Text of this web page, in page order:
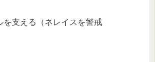
支える（ネレイスを警戒